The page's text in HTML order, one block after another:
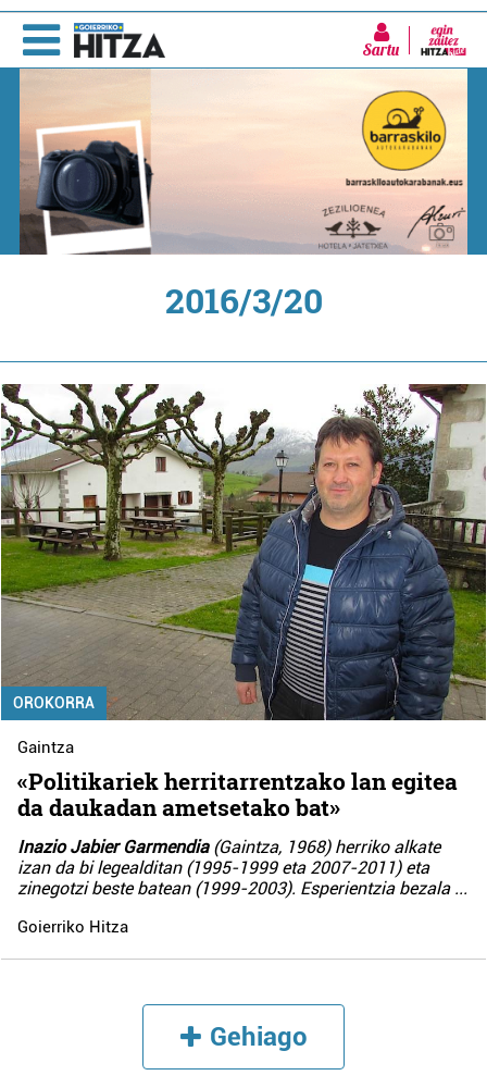
Sartu
2016/3/20
OROKORRA
Gaintza
«Politikariek herritarrentzako lan egitea
da daukadan ametsetako bat»
Inazio Jabier Garmendia(Gaintza, 1968) herriko alkate
izan da bi legealditan (1995-1999 eta 2007-2011) eta
zinegotzi beste batean (1999-2003). Esperientzia bezala ...
Goierriko Hitza
Gehiago